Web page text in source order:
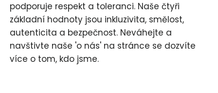
podporuje respekt a toleranci. Naše čtyři
základní hodnoty jsou inkluzivita, smělost,
autenticita a bezpečnost. Neváhejte a
navštivte naše 'o nás' na stránce se dozvíte
více o tom, kdo jsme.